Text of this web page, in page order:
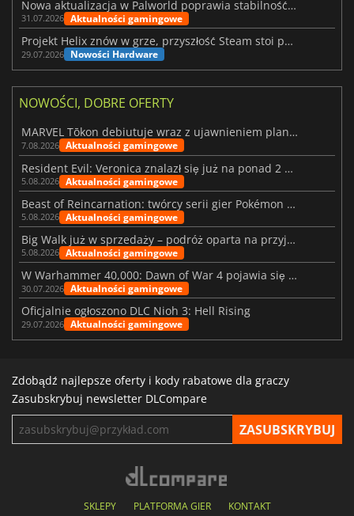
Nowa aktualizacja w Palworld poprawia stabilność Sunreach i walk z bossami
31.07.2026 Aktualności gamingowe
Projekt Helix znów w grze, przyszłość Steam stoi pod znakiem zapytania
29.07.2026 Nowości Hardware
NOWOŚCI, DOBRE OFERTY
MARVEL Tōkon debiutuje wraz z ujawnieniem planu rozwoju na pierwszy rok
7.08.2026 Aktualności gamingowe
Resident Evil: Veronica znalazł się już na ponad 2 milionach list życzeń
5.08.2026 Aktualności gamingowe
Beast of Reincarnation: twórcy serii gier Pokémon wkraczają na nową ścieżkę
5.08.2026 Aktualności gamingowe
Big Walk już w sprzedaży – podróż oparta na przyjaźni
5.08.2026 Aktualności gamingowe
W Warhammer 40,000: Dawn of War 4 pojawia się frakcja Nekronów
30.07.2026 Aktualności gamingowe
Oficjalnie ogłoszono DLC Nioh 3: Hell Rising
29.07.2026 Aktualności gamingowe
Zdobądź najlepsze oferty i kody rabatowe dla graczy
Zasubskrybuj newsletter DLCompare
SKLEPY PLATFORMA GIER KONTAKT